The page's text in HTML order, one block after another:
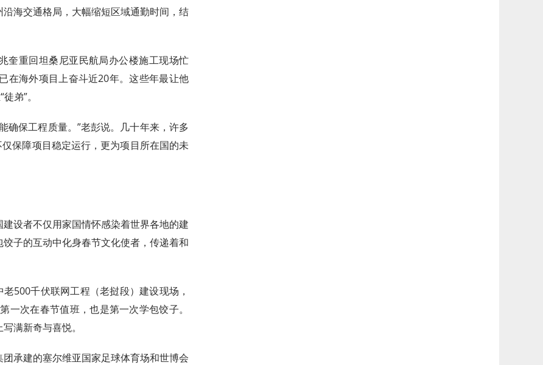
海交通格局，大幅缩短区域通勤时间，结
奎重回坦桑尼亚民航局办公楼施工现场忙
在海外项目上奋斗近20年。这些年最让他
弟”。
确保工程质量。”老彭说。几十年来，许多
保障项目稳定运行，更为项目所在国的未
设者不仅用家国情怀感染着世界各地的建
子的互动中化身春节文化使者，传递着和
500千伏联网工程（老挝段）建设现场，
一次在春节值班，也是第一次学包饺子。
满新奇与喜悦。
承建的塞尔维亚国家足球体育场和世博会